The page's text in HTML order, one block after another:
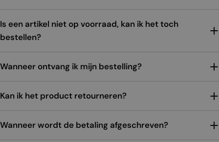
Is een artikel niet op voorraad, kan ik het toch
bestellen?
Wanneer ontvang ik mijn bestelling?
Kan ik het product retourneren?
Wanneer wordt de betaling afgeschreven?